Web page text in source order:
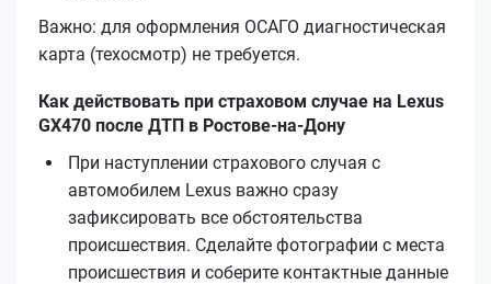
Важно: для оформления ОСАГО диагностическая
карта (техосмотр) не требуется.
Как действовать при страховом случае на Lexus
GX470 после ДТП в Ростове-на-Дону
При наступлении страхового случая с
автомобилем Lexus важно сразу
зафиксировать все обстоятельства
происшествия. Сделайте фотографии с места
происшествия и соберите контактные данные